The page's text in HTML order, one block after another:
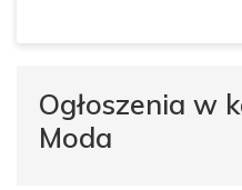
Ogłoszenia w
Moda